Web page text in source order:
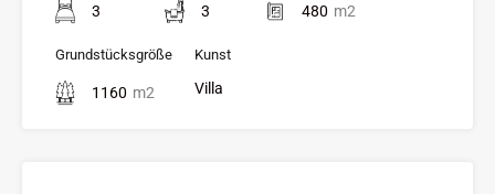
3 3 480 m2
Grundstücksgröße
1160 m2
Kunst
Villa